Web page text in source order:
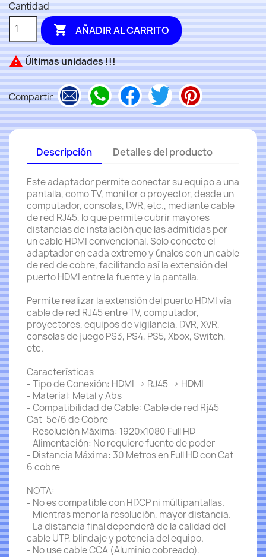
Cantidad
 AÑADIR AL CARRITO
Últimas unidades !!!
Compartir
Descripción Detalles del producto
Este adaptador permite conectar su equipo a una
pantalla, como TV, monitor o proyector, desde un
computador, consolas, DVR, etc., mediante cable
de red RJ45, lo que permite cubrir mayores
distancias de instalación que las admitidas por
un cable HDMI convencional. Solo conecte el
adaptador en cada extremo y únalos con un cable
de red de cobre, facilitando así la extensión del
puerto HDMI entre la fuente y la pantalla.
Permite realizar la extensión del puerto HDMI vía
cable de red RJ45 entre TV, computador,
proyectores, equipos de vigilancia, DVR, XVR,
consolas de juego PS3, PS4, PS5, Xbox, Switch,
etc.
Características
- Tipo de Conexión: HDMI -> RJ45 -> HDMI
- Material: Metal y Abs
- Compatibilidad de Cable: Cable de red Rj45
Cat-5e/6 de Cobre
- Resolución Máxima: 1920x1080 Full HD
- Alimentación: No requiere fuente de poder
- Distancia Máxima: 30 Metros en Full HD con Cat
6 cobre
NOTA:
- No es compatible con HDCP ni múltipantallas.
- Mientras menor la resolución, mayor distancia.
- La distancia final dependerá de la calidad del
cable UTP, blindaje y potencia del equipo.
- No use cable CCA (Aluminio cobreado).